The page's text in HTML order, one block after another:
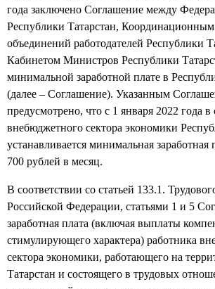
года заключено Соглашение между
Республики Татарстан,
объединений работодателей Республики
Кабинетом Министров Республики
минимальной заработной плате в
(далее – Соглашение). Указанным
предусмотрено, что с 1 января 2022 года в
внебюджетного сектора экономики
устанавливается минимальная заработная
700 рублей в месяц.
В соответствии со статьей 133.1.
Российской Федерации, статьями 1 и 5
заработная плата (включая выплаты
стимулирующего характера) работника
сектора экономики, работающего на
Татарстан и состоящего в трудовых